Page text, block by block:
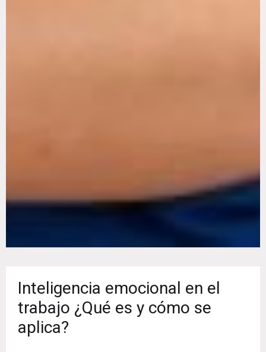
Inteligencia emocional en el
trabajo ¿Qué es y cómo se
aplica?